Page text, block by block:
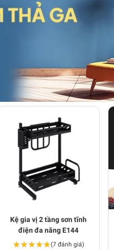
Kệ gia vị 2 tầng sơn tĩnh
điện đa năng E144
★★★★★
★★★★★(7 đánh giá)